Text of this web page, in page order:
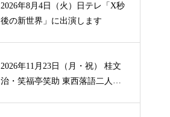
2026年8月4日（火）日テレ「X秒
後の新世界」に出演します
2026年11月23日（月・祝） 桂文
治・笑福亭笑助 東西落語二人